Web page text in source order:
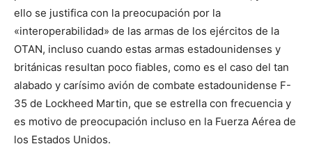
ello se justifica con la preocupación por la
«interoperabilidad» de las armas de los ejércitos de la
OTAN, incluso cuando estas armas estadounidenses y
británicas resultan poco fiables, como es el caso del tan
alabado y carísimo avión de combate estadounidense F-
35 de Lockheed Martin, que se estrella con frecuencia y
es motivo de preocupación incluso en la Fuerza Aérea de
los Estados Unidos.